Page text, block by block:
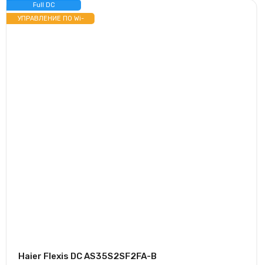
Full DC
ИНВЕРТОР
УПРАВЛЕНИЕ ПО Wi-
Haier Flexis DC AS35S2SF2FA-B